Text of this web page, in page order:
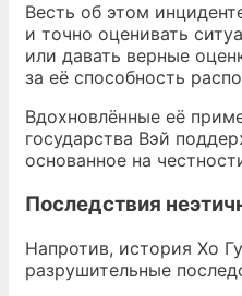
Весть об этом
и точно оценивать
или давать верные
за её способность
Вдохновлённые её
государства Вэй
основанное на
Последствия
Напротив, история Хо
разрушительные